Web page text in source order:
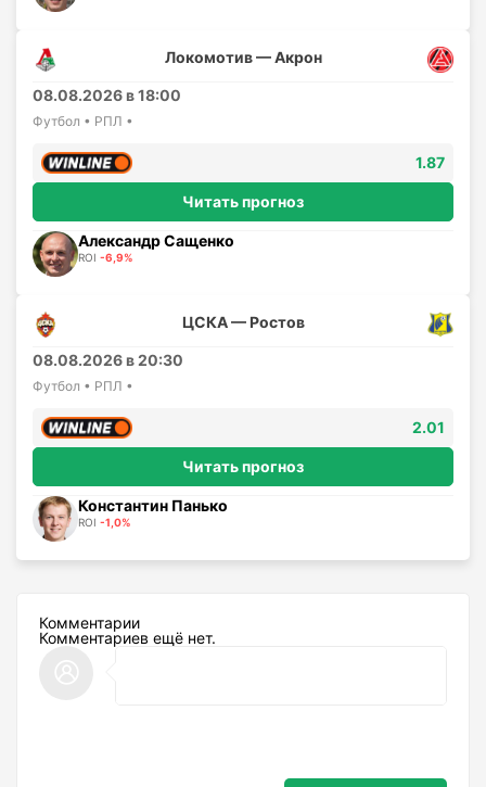
Локомотив — Акрон
08.08.2026 в 18:00
Футбол • РПЛ •
1.87
Читать прогноз
Александр Сащенко
ROI -6,9%
ЦСКА — Ростов
08.08.2026 в 20:30
Футбол • РПЛ •
2.01
Читать прогноз
Константин Панько
ROI -1,0%
Комментарии
Комментариев ещё нет.